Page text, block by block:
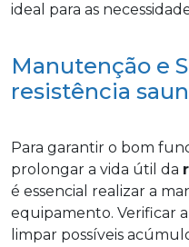
ideal para as
Manutenção e
resistência
Para garantir o bom
prolongar a vida útil da
é essencial realizar a
equipamento. Verificar
limpar possíveis